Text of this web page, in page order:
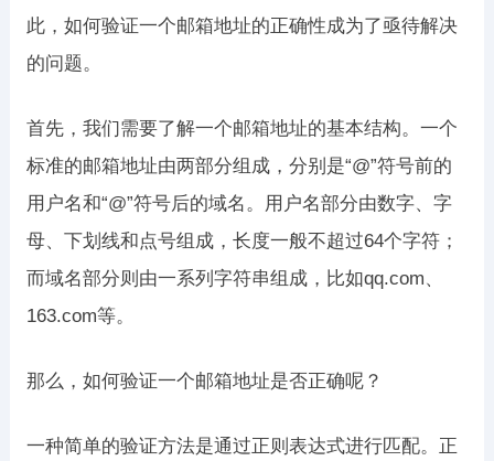
此，如何验证一个邮箱地址的正确性成为了亟待解决
的问题。
首先，我们需要了解一个邮箱地址的基本结构。一个
标准的邮箱地址由两部分组成，分别是“@”符号前的
用户名和“@”符号后的域名。用户名部分由数字、字
母、下划线和点号组成，长度一般不超过64个字符；
而域名部分则由一系列字符串组成，比如qq.com、
163.com等。
那么，如何验证一个邮箱地址是否正确呢？
一种简单的验证方法是通过正则表达式进行匹配。正